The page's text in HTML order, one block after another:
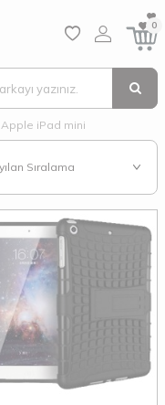
0
Apple iPad mini